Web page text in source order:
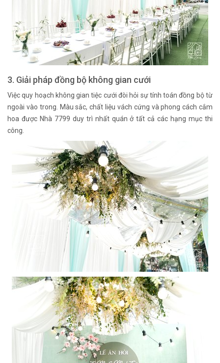
3. Giải pháp đồng bộ không gian cưới
Việc quy hoạch không gian tiệc cưới đòi hỏi sự tính toán đồng bộ từ
ngoài vào trong. Màu sắc, chất liệu vách cứng và phong cách cắm
hoa được Nhà 7799 duy trì nhất quán ở tất cả các hạng mục thi
công.